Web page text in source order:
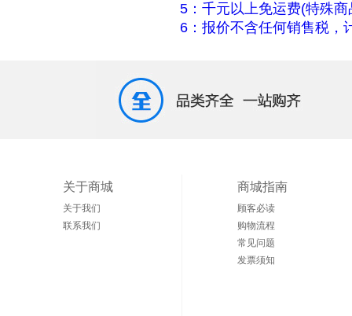
5：千元以上免运费(特殊
6：报价不含任何销售税，
关于商城
关于我们
联系我们
商城指南
顾客必读
购物流程
常见问题
发票须知